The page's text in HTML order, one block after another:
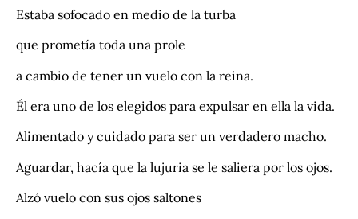
Estaba sofocado en medio de la turba
que prometía toda una prole
a cambio de tener un vuelo con la reina.
Él era uno de los elegidos para expulsar en ella la vida.
Alimentado y cuidado para ser un verdadero macho.
Aguardar, hacía que la lujuria se le saliera por los ojos.
Alzó vuelo con sus ojos saltones